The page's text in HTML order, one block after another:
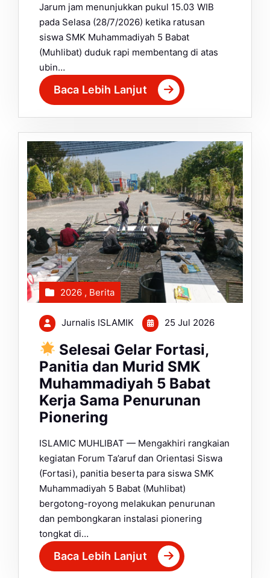
Jarum jam menunjukkan pukul 15.03 WIB
pada Selasa (28/7/2026) ketika ratusan
siswa SMK Muhammadiyah 5 Babat
(Muhlibat) duduk rapi membentang di atas
ubin…
Baca Lebih Lanjut
2026 , Berita
Jurnalis ISLAMIK 25 Jul 2026
Selesai Gelar Fortasi,
Panitia dan Murid SMK
Muhammadiyah 5 Babat
Kerja Sama Penurunan
Pionering
ISLAMIC MUHLIBAT — Mengakhiri rangkaian
kegiatan Forum Ta’aruf dan Orientasi Siswa
(Fortasi), panitia beserta para siswa SMK
Muhammadiyah 5 Babat (Muhlibat)
bergotong-royong melakukan penurunan
dan pembongkaran instalasi pionering
tongkat di…
Baca Lebih Lanjut